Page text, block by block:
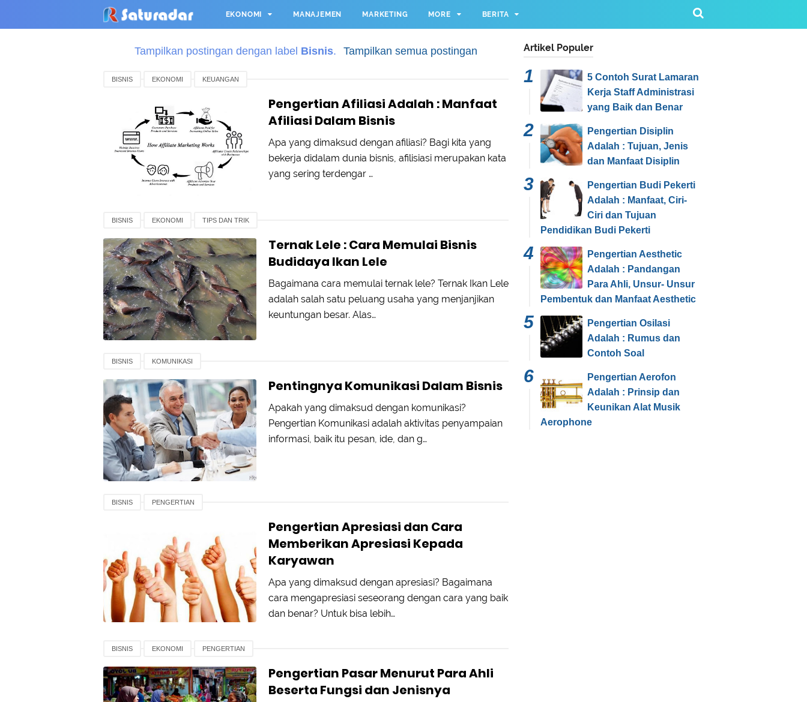
EKONOMI MANAJEMEN MARKETING MORE BERITA
Tampilkan postingan dengan label Bisnis. Tampilkan semua postingan
BISNIS EKONOMI KEUANGAN
Pengertian Afiliasi Adalah : Manfaat
Afiliasi Dalam Bisnis
Apa yang dimaksud dengan afiliasi? Bagi kita yang
bekerja didalam dunia bisnis, afilisiasi merupakan kata
yang sering terdengar …
BISNIS EKONOMI TIPS DAN TRIK
Ternak Lele : Cara Memulai Bisnis
Budidaya Ikan Lele
Bagaimana cara memulai ternak lele? Ternak Ikan Lele
adalah salah satu peluang usaha yang menjanjikan
keuntungan besar. Alas…
BISNIS KOMUNIKASI
Pentingnya Komunikasi Dalam Bisnis
Apakah yang dimaksud dengan komunikasi?
Pengertian Komunikasi adalah aktivitas penyampaian
informasi, baik itu pesan, ide, dan g…
BISNIS PENGERTIAN
Pengertian Apresiasi dan Cara
Memberikan Apresiasi Kepada
Karyawan
Apa yang dimaksud dengan apresiasi? Bagaimana
cara mengapresiasi seseorang dengan cara yang baik
dan benar? Untuk bisa lebih…
BISNIS EKONOMI PENGERTIAN
Pengertian Pasar Menurut Para Ahli
Beserta Fungsi dan Jenisnya
Artikel Populer
5 Contoh Surat Lamaran
Kerja Staff Administrasi
yang Baik dan Benar
Pengertian Disiplin
Adalah : Tujuan, Jenis
dan Manfaat Disiplin
Pengertian Budi Pekerti
Adalah : Manfaat, Ciri-
Ciri dan Tujuan
Pendidikan Budi Pekerti
Pengertian Aesthetic
Adalah : Pandangan
Para Ahli, Unsur- Unsur
Pembentuk dan Manfaat Aesthetic
Pengertian Osilasi
Adalah : Rumus dan
Contoh Soal
Pengertian Aerofon
Adalah : Prinsip dan
Keunikan Alat Musik
Aerophone